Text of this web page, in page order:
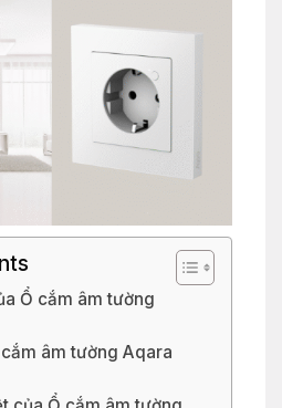
Ổ cắm âm tường
âm tường Aqara